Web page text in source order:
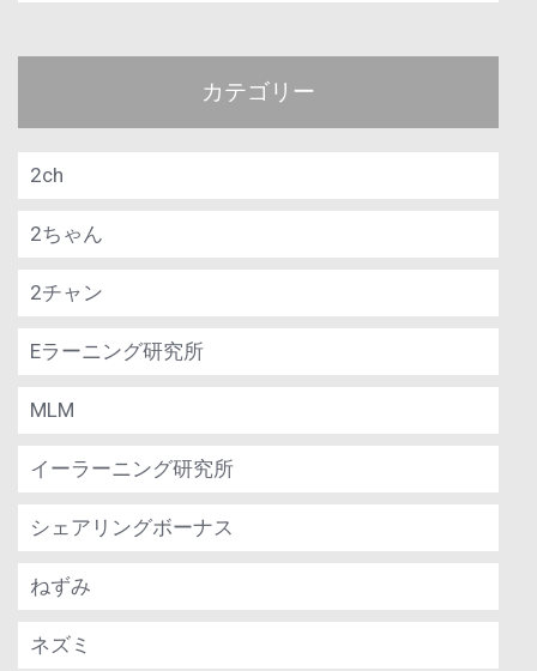
カテゴリー
2ch
2ちゃん
2チャン
Eラーニング研究所
MLM
イーラーニング研究所
シェアリングボーナス
ねずみ
ネズミ